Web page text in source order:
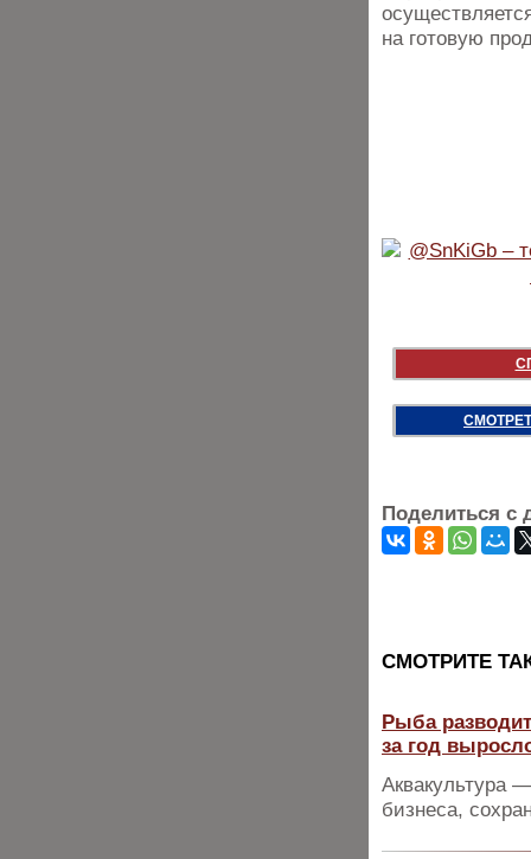
на готовую
Поделиться с
CМОТРИТЕ
Рыба
за год
Аквакультура
бизнеса,